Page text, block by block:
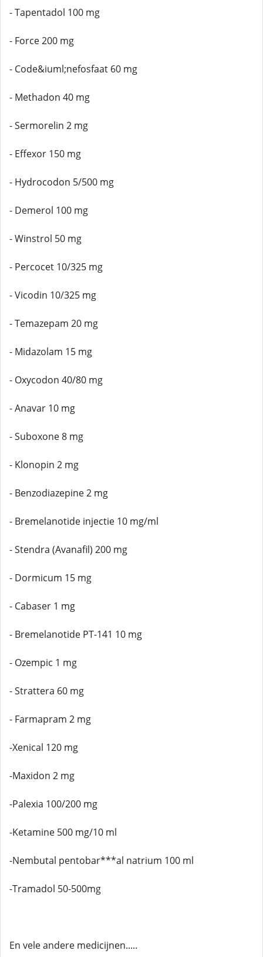
- Tapentadol 100 mg
- Force 200 mg
- Code&iuml;nefosfaat 60 mg
- Methadon 40 mg
- Sermorelin 2 mg
- Effexor 150 mg
- Hydrocodon 5/500 mg
- Demerol 100 mg
- Winstrol 50 mg
- Percocet 10/325 mg
- Vicodin 10/325 mg
- Temazepam 20 mg
- Midazolam 15 mg
- Oxycodon 40/80 mg
- Anavar 10 mg
- Suboxone 8 mg
- Klonopin 2 mg
- Benzodiazepine 2 mg
- Bremelanotide injectie 10 mg/ml
- Stendra (Avanafil) 200 mg
- Dormicum 15 mg
- Cabaser 1 mg
- Bremelanotide PT-141 10 mg
- Ozempic 1 mg
- Strattera 60 mg
- Farmapram 2 mg
-Xenical 120 mg
-Maxidon 2 mg
-Palexia 100/200 mg
-Ketamine 500 mg/10 ml
-Nembutal pentobar***al natrium 100 ml
-Tramadol 50-500mg
En vele andere medicijnen.....